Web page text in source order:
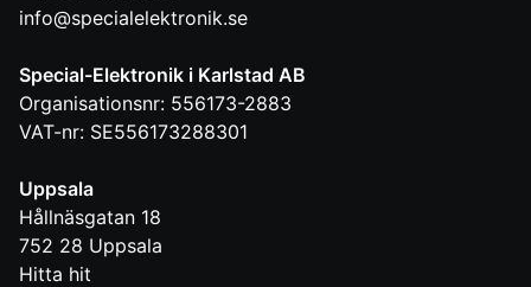
info@specialelektronik.se
Special-Elektronik i Karlstad AB
Organisationsnr: 556173-2883
VAT-nr: SE556173288301
Uppsala
Hållnäsgatan 18
752 28 Uppsala
Hitta hit